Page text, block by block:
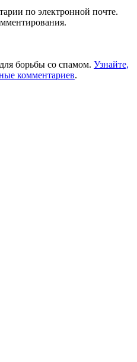
по электронной почте.
борьбы со спамом. Узнайте,
комментариев.